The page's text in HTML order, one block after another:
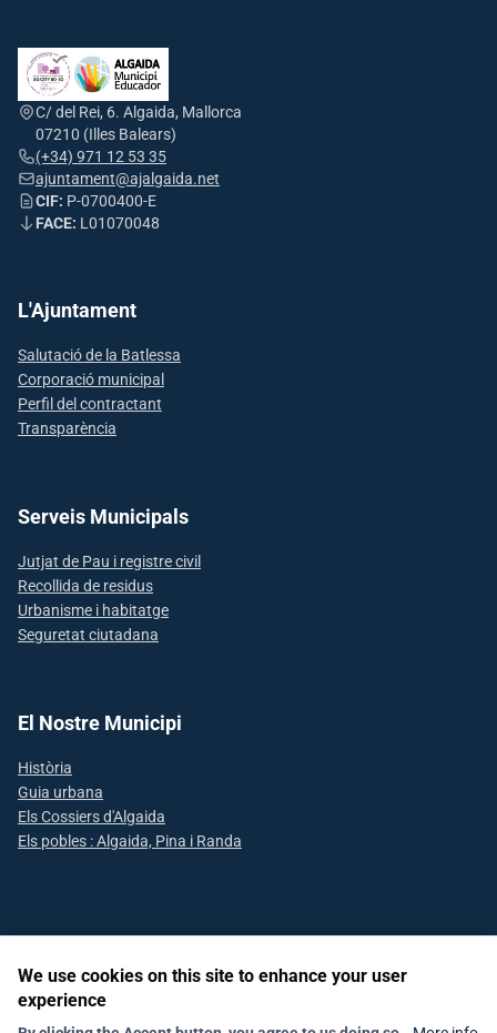
C/ del Rei, 6. Algaida, Mallorca
07210 (Illes Balears)
(+34) 971 12 53 35
ajuntament@ajalgaida.net
CIF: P-0700400-E
FACE: L01070048
L'Ajuntament
Salutació de la Batlessa
Corporació municipal
Perfil del contractant
Transparència
Serveis Municipals
Jutjat de Pau i registre civil
Recollida de residus
Urbanisme i habitatge
Seguretat ciutadana
El Nostre Municipi
Història
Guia urbana
Els Cossiers d'Algaida
Els pobles : Algaida, Pina i Randa
Avís Legal Declaració d'accesibilitat Política de Xarxes Socials
We use cookies on this site to enhance your user
experience